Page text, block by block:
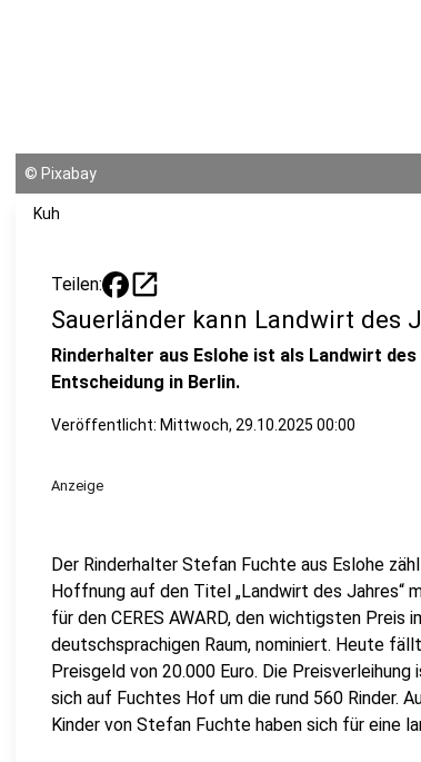
© Pixabay
Kuh
Teilen: open_in_new
Sauerländer kann Landwirt des
Rinderhalter aus Eslohe ist als Landwirt
Entscheidung in Berlin.
Veröffentlicht: Mittwoch, 29.10.2025 00:00
Anzeige
Der Rinderhalter Stefan Fuchte aus Eslohe
Hoffnung auf den Titel „Landwirt des Jahres“
für den CERES AWARD, den wichtigsten Preis
deutschsprachigen Raum, nominiert. Heute
Preisgeld von 20.000 Euro. Die
sich auf Fuchtes Hof um die rund 560 Rinder.
Kinder von Stefan Fuchte haben sich für eine